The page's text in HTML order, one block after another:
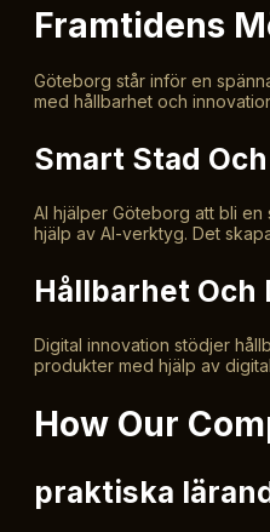
Framtidens
Göteborg står inför en
med hållbarhet och
Smart Stad
AI hjälper Göteborg att bli
hjälp av AI-verktyg. Det
Hållbarhet Och
Digital innovation stödjer
produkter med hjälp av
How Our
praktiska